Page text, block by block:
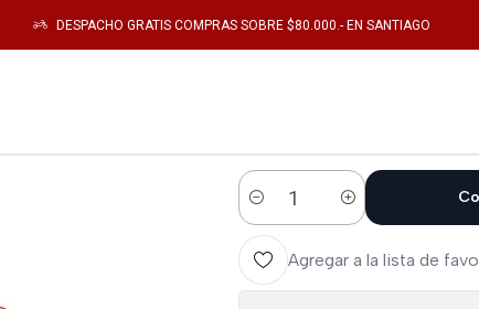
DESPACHO GRATIS COMPRAS SOBRE $80.000.- EN SANTIAGO
Climatizacion CALEFACTOR KIT COLECTOR CROMADO 1 HI-HI 4
EUROKONO
Cantidad
Agregar a la lista de